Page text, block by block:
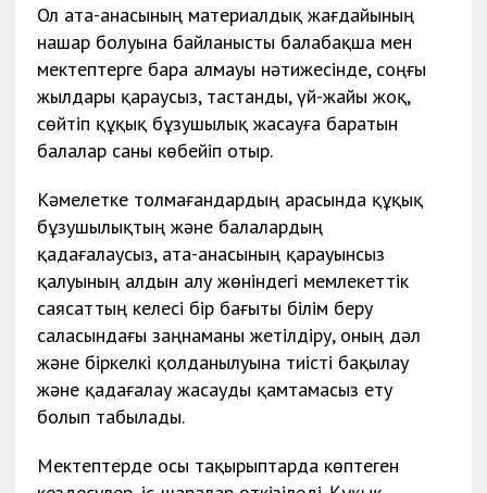
Ол ата-анасының материалдық жағдайының
нашар болуына байланысты балабақша мен
мектептерге бара алмауы нәтижесінде, соңғы
жылдары қараусыз, тастанды, үй-жайы жоқ,
сөйтіп құқық бұзушылық жасауға баратын
балалар саны көбейіп отыр.
Кәмелетке толмағандардың арасында құқық
бұзушылықтың және балалардың
қадағалаусыз, ата-анасының қарауынсыз
қалуының алдын алу жөніндегі мемлекеттік
саясаттың келесі бір бағыты білім беру
саласындағы заңнаманы жетілдіру, оның дәл
және біркелкі қолданылуына тиісті бақылау
және қадағалау жасауды қамтамасыз ету
болып табылады.
Мектептерде осы тақырыптарда көптеген